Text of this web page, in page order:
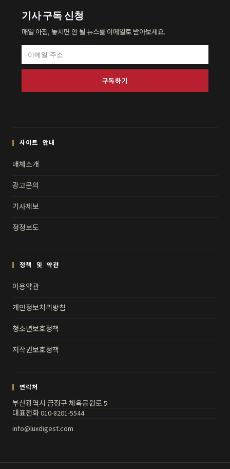
기사 구독 신청
매일 아침, 놓치면 안 될 뉴스를 이메일로 받아보세요.
구독하기
사이트 안내
매체소개
광고문의
기사제보
정정보도
정책 및 약관
이용약관
개인정보처리방침
청소년보호정책
저작권보호정책
연락처
부산광역시 금정구 체육공원로 5
대표전화 010-8201-5544
info@luxdigest.com